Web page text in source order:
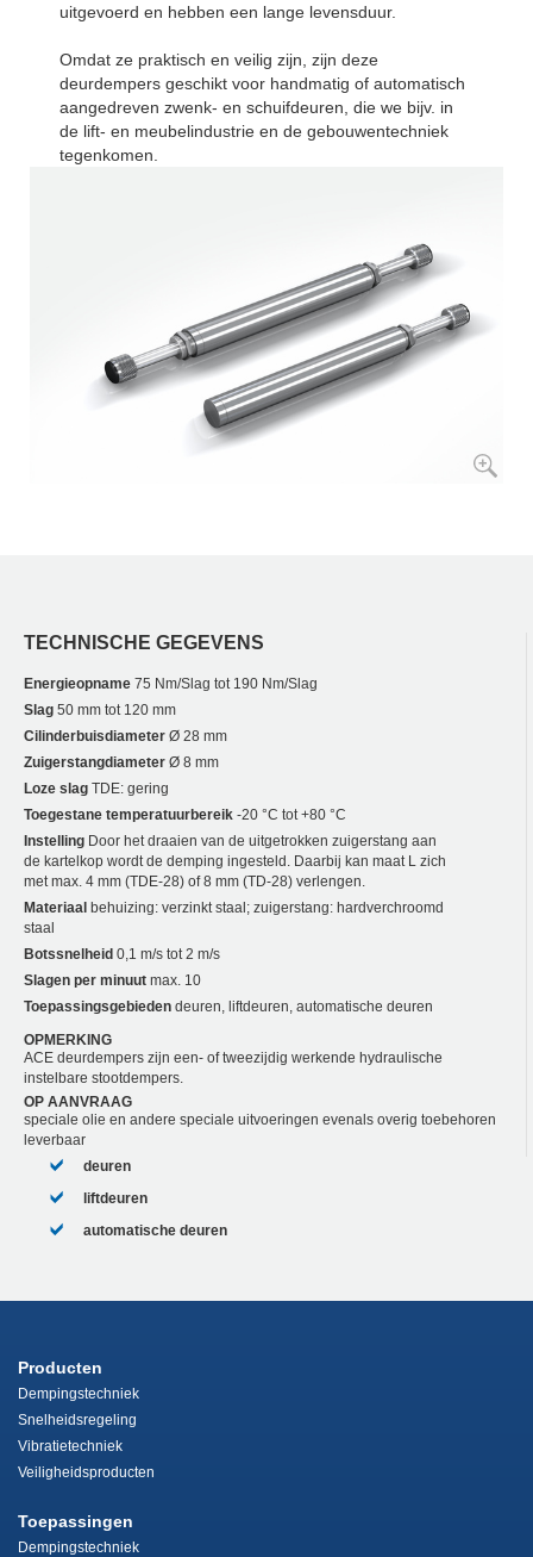
uitgevoerd en hebben een lange levensduur.
Omdat ze praktisch en veilig zijn, zijn deze
deurdempers geschikt voor handmatig of automatisch
aangedreven zwenk- en schuifdeuren, die we bijv. in
de lift- en meubelindustrie en de gebouwentechniek
tegenkomen.
TECHNISCHE GEGEVENS
Energieopname 75 Nm/Slag tot 190 Nm/Slag
Slag 50 mm tot 120 mm
Cilinderbuisdiameter Ø 28 mm
Zuigerstangdiameter Ø 8 mm
Loze slag TDE: gering
Toegestane temperatuurbereik -20 °C tot +80 °C
Instelling Door het draaien van de uitgetrokken zuigerstang aan
de kartelkop wordt de demping ingesteld. Daarbij kan maat L zich
met max. 4 mm (TDE-28) of 8 mm (TD-28) verlengen.
Materiaal behuizing: verzinkt staal; zuigerstang: hardverchroomd
staal
Botssnelheid 0,1 m/s tot 2 m/s
Slagen per minuut max. 10
Toepassingsgebieden deuren, liftdeuren, automatische deuren
OPMERKING
ACE deurdempers zijn een- of tweezijdig werkende hydraulische
instelbare stootdempers.
OP AANVRAAG
speciale olie en andere speciale uitvoeringen evenals overig toebehoren
leverbaar
deuren
liftdeuren
automatische deuren
Producten
Dempingstechniek
Snelheidsregeling
Vibratietechniek
Veiligheidsproducten
Toepassingen
Dempingstechniek